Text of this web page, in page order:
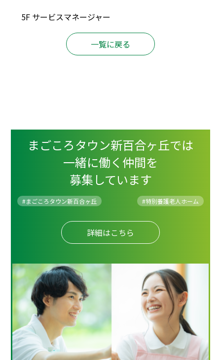
5F サービスマネージャー
一覧に戻る
まごころタウン新百合ヶ丘では
一緒に働く仲間を
募集しています
#まごころタウン新百合ヶ丘 #特別養護老人ホーム
詳細はこちら